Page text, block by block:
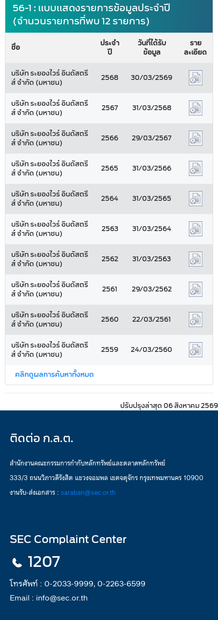
56-1 : แบบแสดงรายการข้อมูลประจำปี
(จำนวนรายการที่พบ 12 รายการ)
ชื่อ
ประจำ
ปี
วันที่ได้รับ
ข้อมูล
ราย
ละเอียด
บริษัท ระยองไวร์ อินดัสตรี
ส์ จำกัด (มหาชน)
2568 30/03/2569
บริษัท ระยองไวร์ อินดัสตรี
ส์ จำกัด (มหาชน)
2567 31/03/2568
บริษัท ระยองไวร์ อินดัสตรี
ส์ จำกัด (มหาชน)
2566 29/03/2567
บริษัท ระยองไวร์ อินดัสตรี
ส์ จำกัด (มหาชน)
2565 31/03/2566
บริษัท ระยองไวร์ อินดัสตรี
ส์ จำกัด (มหาชน)
2564 31/03/2565
บริษัท ระยองไวร์ อินดัสตรี
ส์ จำกัด (มหาชน)
2563 31/03/2564
บริษัท ระยองไวร์ อินดัสตรี
ส์ จำกัด (มหาชน)
2562 31/03/2563
บริษัท ระยองไวร์ อินดัสตรี
ส์ จำกัด (มหาชน)
2561 29/03/2562
บริษัท ระยองไวร์ อินดัสตรี
ส์ จำกัด (มหาชน)
2560 22/03/2561
บริษัท ระยองไวร์ อินดัสตรี
ส์ จำกัด (มหาชน)
2559 24/03/2560
คลิกดูผลการค้นหาทั้งหมด
ปรับปรุงล่าสุด 06 สิงหาคม 2569
ติดต่อ ก.ล.ต.
สำนักงานคณะกรรมการกำกับหลักทรัพย์และตลาดหลักทรัพย์
333/3 ถนนวิภาวดีรังสิต แขวงจอมพล เขตจตุจักร กรุงเทพมหานคร 10900
งานรับ-ส่งเอกสาร : saraban@sec.or.th
SEC Complaint Center
1207
โทรศัพท์ : 0-2033-9999, 0-2263-6599
Email : info@sec.or.th